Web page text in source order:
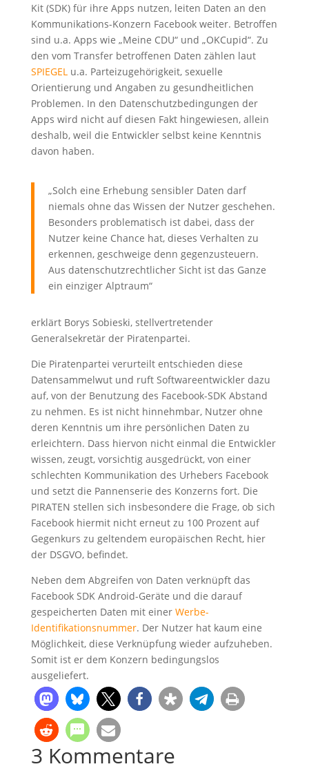
Kit (SDK) für ihre Apps nutzen, leiten Daten an den
Kommunikations-Konzern Facebook weiter. Betroffen
sind u.a. Apps wie „Meine CDU“ und „OKCupid“. Zu
den vom Transfer betroffenen Daten zählen laut
SPIEGELu.a. Parteizugehörigkeit, sexuelle
Orientierung und Angaben zu gesundheitlichen
Problemen. In den Datenschutzbedingungen der
Apps wird nicht auf diesen Fakt hingewiesen, allein
deshalb, weil die Entwickler selbst keine Kenntnis
davon haben.
„Solch eine Erhebung sensibler Daten darf
niemals ohne das Wissen der Nutzer geschehen.
Besonders problematisch ist dabei, dass der
Nutzer keine Chance hat, dieses Verhalten zu
erkennen, geschweige denn gegenzusteuern.
Aus datenschutzrechtlicher Sicht ist das Ganze
ein einziger Alptraum“
erklärt Borys Sobieski, stellvertretender
Generalsekretär der Piratenpartei.
Die Piratenpartei verurteilt entschieden diese
Datensammelwut und ruft Softwareentwickler dazu
auf, von der Benutzung des Facebook-SDK Abstand
zu nehmen. Es ist nicht hinnehmbar, Nutzer ohne
deren Kenntnis um ihre persönlichen Daten zu
erleichtern. Dass hiervon nicht einmal die Entwickler
wissen, zeugt, vorsichtig ausgedrückt, von einer
schlechten Kommunikation des Urhebers Facebook
und setzt die Pannenserie des Konzerns fort. Die
PIRATEN stellen sich insbesondere die Frage, ob sich
Facebook hiermit nicht erneut zu 100 Prozent auf
Gegenkurs zu geltendem europäischen Recht, hier
der DSGVO, befindet.
Neben dem Abgreifen von Daten verknüpft das
Facebook SDK Android-Geräte und die darauf
gespeicherten Daten mit einer Werbe-
Identifikationsnummer. Der Nutzer hat kaum eine
Möglichkeit, diese Verknüpfung wieder aufzuheben.
Somit ist er dem Konzern bedingungslos
ausgeliefert.
3 Kommentare